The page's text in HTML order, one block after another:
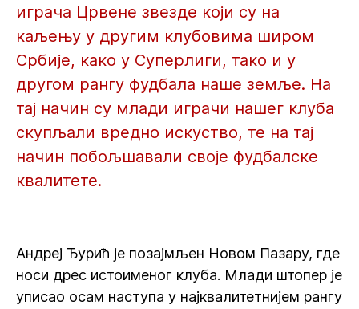
играча Црвене звезде који су на
каљењу у другим клубовима широм
Србије, како у Суперлиги, тако и у
другом рангу фудбала наше земље. На
тај начин су млади играчи нашег клуба
скупљали вредно искуство, те на тај
начин побољшавали своје фудбалске
квалитете.
Андреј Ђурић jе позајмљен Новом Пазару, где
носи дрес истоименог клуба. Млади штопер је
уписао осам наступа у најквалитетнијем рангу